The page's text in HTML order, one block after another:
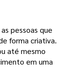
pessoas que
forma criativa.
até mesmo
em uma